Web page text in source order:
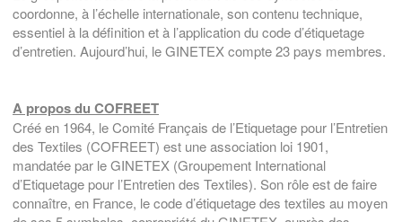
coordonne, à l’échelle internationale, son contenu technique,
essentiel à la définition et à l’application du code d’étiquetage
d’entretien. Aujourd’hui, le GINETEX compte 23 pays membres.
A propos du COFREET
Créé en 1964, le Comité Français de l’Etiquetage pour l’Entretien
des Textiles (COFREET) est une association loi 1901,
mandatée par le GINETEX (Groupement International
d’Etiquetage pour l’Entretien des Textiles). Son rôle est de faire
connaître, en France, le code d’étiquetage des textiles au moyen